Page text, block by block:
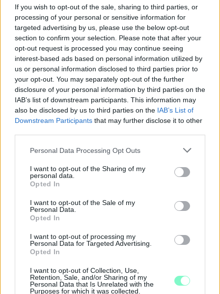
If you wish to opt-out of the sale, sharing to third parties, or
processing of your personal or sensitive information for
targeted advertising by us, please use the below opt-out
section to confirm your selection. Please note that after your
opt-out request is processed you may continue seeing
interest-based ads based on personal information utilized by
us or personal information disclosed to third parties prior to
your opt-out. You may separately opt-out of the further
disclosure of your personal information by third parties on the
IAB’s list of downstream participants. This information may
also be disclosed by us to third parties on the IAB’s List of
Downstream Participants that may further disclose it to other
Please note that this website/app uses one or more Google
not limited to your visit or usage behaviour. You may click to
grant or deny consent to Google and its third-party tags to
use your data for below specified purposes in below Google
consent section.
Personal Data Processing Opt Outs
I want to opt-out of the Sharing of my
personal data.
Opted In
I want to opt-out of the Sale of my
Personal Data.
Opted In
I want to opt-out of processing my
Personal Data for Targeted Advertising.
Opted In
I want to opt-out of Collection, Use,
Retention, Sale, and/or Sharing of my
Personal Data that Is Unrelated with the
Purposes for which it was collected.
Szólj hozzá!
ÖRÖMHÍR: TÍZ ÉVE NEM VOLT ILYEN ALACSONY AZ
INFLÁCIÓ MAGYARORSZÁGON
Júliusban mindössze 1,2 százalékkal emelkedtek éves
összevetésben a fogyasztói árak, miközben az élelmiszerek ára
Szólj hozzá!